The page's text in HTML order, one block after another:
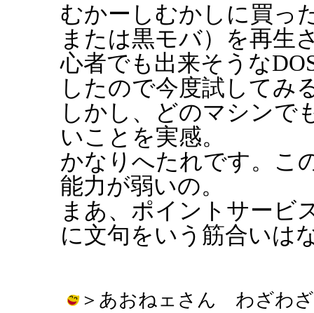
むかーしむかしに買っ
または黒モバ）を再生
心者でも出来そうな
したので今度試してみ
しかし、どのマシンで
いことを実感。
かなりへたれです。こ
能力が弱いの。
まあ、ポイントサービ
に文句をいう筋合いは
＞あおねェさん わざわ